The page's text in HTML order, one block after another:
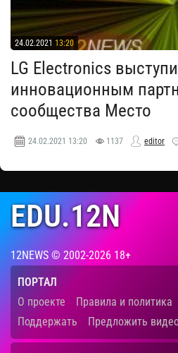
24.02.2021 13:20
LG Electronics
инновационным
сообщества Место
24.02.2021 13:20 1137 editor
EDU.12N
12NEWS © 2002-2026 18+
ПОРТАЛ
О проекте
Правила и политика
Поддержать
Предложить